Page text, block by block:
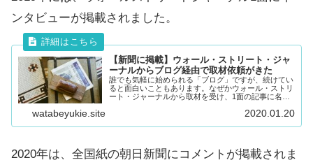
ンタビューが掲載されました。
【新聞に掲載】ウォール・ストリート・ジャ
ーナルからブログ経由で取材依頼がきた
誰でも気軽に始められる「ブログ」ですが、続けてい
ると面白いこともあります。なぜかウォール・ストリ
ート・ジャーナルから取材を受け、1面の記事に名前
問い合わせフォームから取材依頼メールが ブログ開...
watabeyukie.site 2020.01.20
2020年は、全国紙の朝日新聞にコメントが掲載されま